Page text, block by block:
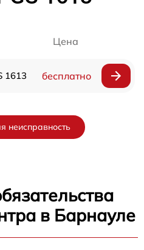
Цена
1613 бесплатно
неисправность
в Барнауле